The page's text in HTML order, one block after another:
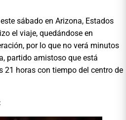
sábado en Arizona, Estados
el viaje, quedándose en
por lo que no verá minutos
partido amistoso que está
21 horas con tiempo del centro de